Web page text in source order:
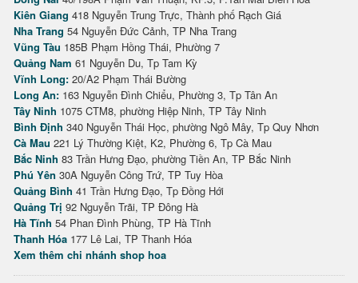
Kiên Giang 418 Nguyễn Trung Trực, Thành phố Rạch Giá
Nha Trang 54 Nguyễn Đức Cảnh, TP Nha Trang
Vũng Tàu 185B Phạm Hồng Thái, Phường 7
Quảng Nam 61 Nguyễn Du, Tp Tam Kỳ
Vĩnh Long: 20/A2 Phạm Thái Bường
Long An: 163 Nguyễn Đình Chiểu, Phường 3, Tp Tân An
Tây Ninh 1075 CTM8, phường Hiệp Ninh, TP Tây Ninh
Bình Định 340 Nguyễn Thái Học, phường Ngô Mây, Tp Quy Nhơn
Cà Mau 221 Lý Thường Kiệt, K2, Phường 6, Tp Cà Mau
Bắc Ninh 83 Trần Hưng Đạo, phường Tiền An, TP Bắc Ninh
Phú Yên 30A Nguyễn Công Trứ, TP Tuy Hòa
Quảng Bình 41 Trần Hưng Đạo, Tp Đồng Hới
Quảng Trị 92 Nguyễn Trãi, TP Đông Hà
Hà Tĩnh 54 Phan Đình Phùng, TP Hà Tĩnh
Thanh Hóa 177 Lê Lai, TP Thanh Hóa
Xem thêm chi nhánh shop hoa